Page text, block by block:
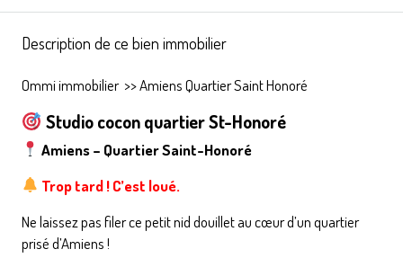
Description de ce bien immobilier
Ommi immobilier>>Amiens Quartier Saint Honoré
Studio cocon quartier St-Honoré
Amiens – Quartier Saint-Honoré
Trop tard ! C’est loué.
Ne laissez pas filer ce petit nid douillet au cœur d’un quartier
prisé d’Amiens !